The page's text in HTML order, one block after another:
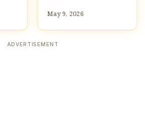
May 9, 2026
ADVERTISEMENT